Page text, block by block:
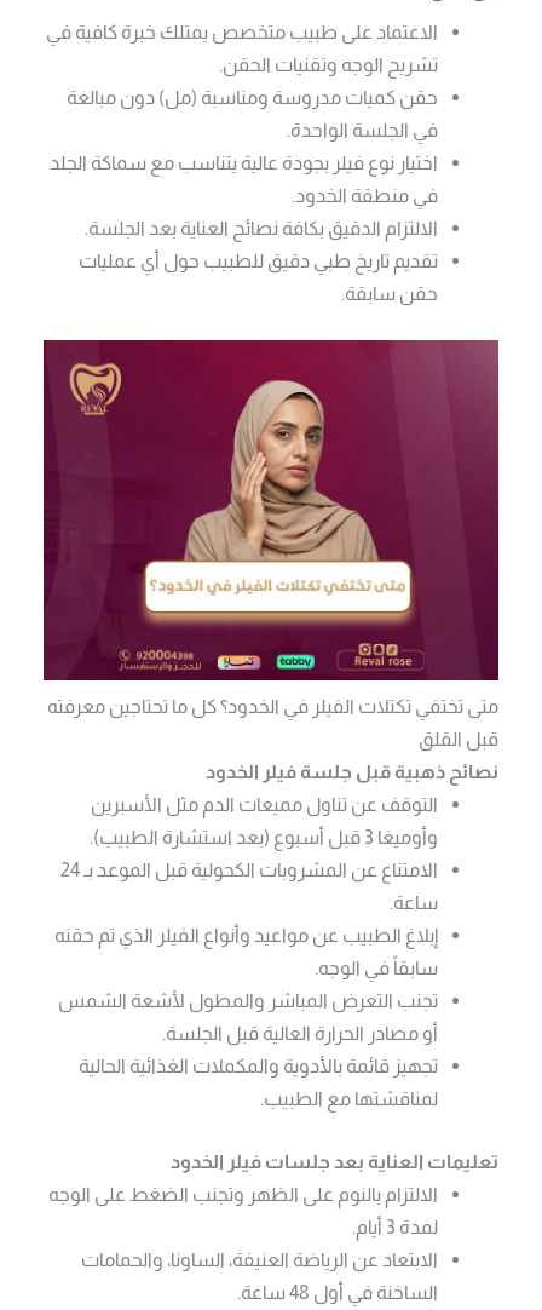
الاعتماد على طبيب متخصص يمتلك خبرة كافية في
تشريح الوجه وتقنيات الحقن.
حقن كميات مدروسة ومناسبة (مل) دون مبالغة
في الجلسة الواحدة.
اختيار نوع فيلر بجودة عالية يتناسب مع سماكة الجلد
في منطقة الخدود.
الالتزام الدقيق بكافة نصائح العناية بعد الجلسة.
تقديم تاريخ طبي دقيق للطبيب حول أي عمليات
حقن سابقة.
متى تختفي تكتلات الفيلر في الخدود؟ كل ما تحتاجين معرفته
قبل القلق
نصائح ذهبية قبل جلسة فيلر الخدود
التوقف عن تناول مميعات الدم مثل الأسبرين
وأوميغا 3 قبل أسبوع (بعد استشارة الطبيب).
الامتناع عن المشروبات الكحولية قبل الموعد بـ 24
ساعة.
إبلاغ الطبيب عن مواعيد وأنواع الفيلر الذي تم حقنه
سابقاً في الوجه.
تجنب التعرض المباشر والمطول لأشعة الشمس
أو مصادر الحرارة العالية قبل الجلسة.
تجهيز قائمة بالأدوية والمكملات الغذائية الحالية
لمناقشتها مع الطبيب.
تعليمات العناية بعد جلسات فيلر الخدود
الالتزام بالنوم على الظهر وتجنب الضغط على الوجه
لمدة 3 أيام.
الابتعاد عن الرياضة العنيفة، الساونا، والحمامات
الساخنة في أول 48 ساعة.